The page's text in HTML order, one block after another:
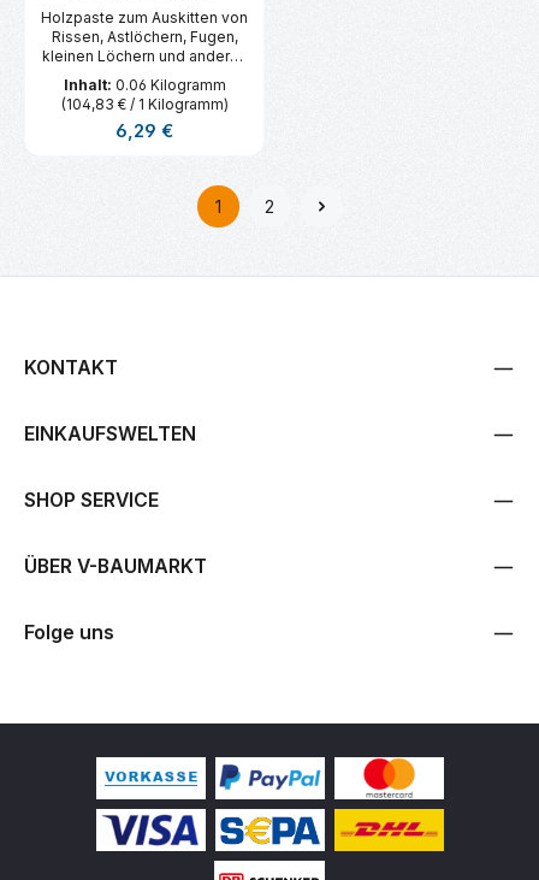
Holzpaste zum Auskitten von
Rissen, Astlöchern, Fugen,
kleinen Löchern und anderen
Inhalt: 0.06 Kilogramm
(104,83 € / 1 Kilogramm)
Regulärer Preis:
6,29 €
Seite
1
Seite
2
KONTAKT
EINKAUFSWELTEN
SHOP SERVICE
ÜBER V-BAUMARKT
Folge uns